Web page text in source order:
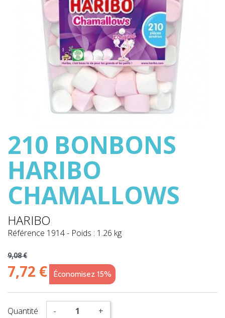
210 BONBONS
HARIBO
CHAMALLOWS
HARIBO
Référence 1914- Poids : 1.26 kg
9,08 €
7,72 € Économisez 15%
Quantité - +